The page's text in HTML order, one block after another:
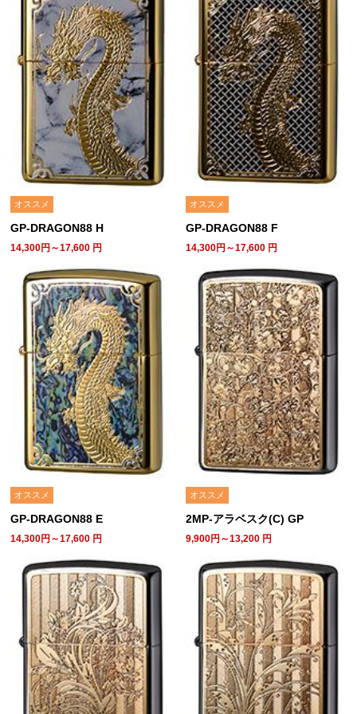
オススメ
GP-DRAGON88 H
14,300円～17,600 円
オススメ
GP-DRAGON88 F
14,300円～17,600 円
オススメ
GP-DRAGON88 E
14,300円～17,600 円
オススメ
2MP-アラベスク(C) GP
9,900円～13,200 円